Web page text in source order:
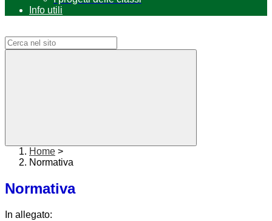
Info utili
Home >
Normativa
Normativa
In allegato: